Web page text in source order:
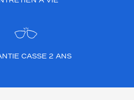
CASSE 2 ANS